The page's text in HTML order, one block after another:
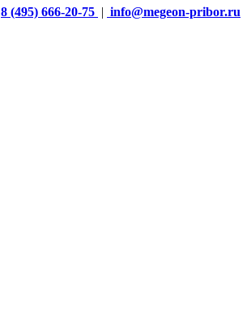
8 (495) 666-20-75 | info@megeon-pribor.ru